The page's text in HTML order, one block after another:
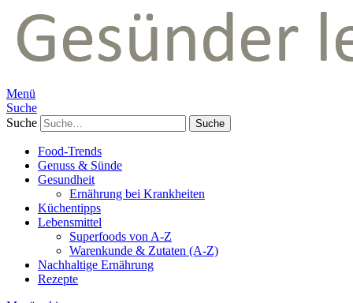
Menü
Suche
Suche
Food-Trends
Genuss & Sünde
Gesundheit
Ernährung bei Krankheiten
Küchentipps
Lebensmittel
Superfoods von A-Z
Warenkunde & Zutaten (A-Z)
Nachhaltige Ernährung
Rezepte